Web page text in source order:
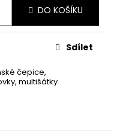
DO KOŠÍKU
čepice,
multišátky
Sdílet